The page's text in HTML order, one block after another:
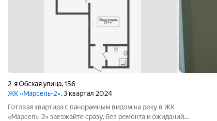
2-я Обская улица,156
ЖК «Марсель-2», 3 квартал 2024
Готовая квартира с панорамным видом на реку в ЖК
«Марсель-2» заезжайте сразу, без ремонта и ожиданий